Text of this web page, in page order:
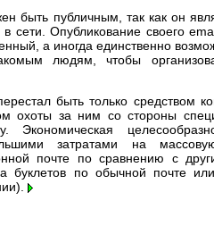
быть публичным, так как он
сети. Опубликование своего
а иногда единственно
людям, чтобы
быть только средством
охоты за ним со стороны
Экономическая
затратами на
почте по сравнению с
буклетов по обычной почте